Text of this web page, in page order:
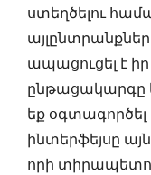
ստեղծելու
ապացուցել է
ընթացակարգը
եք
ինտերֆեյսը
որի